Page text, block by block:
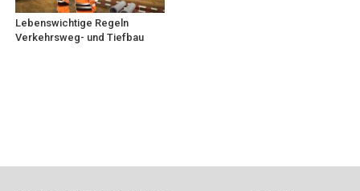
Lebenswichtige Regeln
Verkehrsweg- und Tiefbau